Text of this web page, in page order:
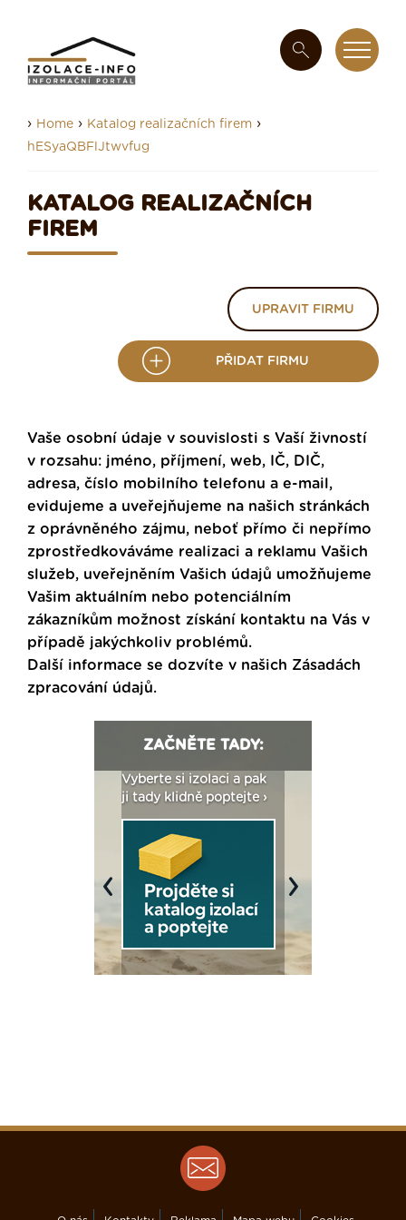
› Home › Katalog realizačních firem ›
hESyaQBFlJtwvfug
KATALOG REALIZAČNÍCH
FIREM
UPRAVIT FIRMU
PŘIDAT FIRMU
Vaše osobní údaje v souvislosti s Vaší živností
v rozsahu: jméno, příjmení, web, IČ, DIČ,
adresa, číslo mobilního telefonu a e-mail,
evidujeme a uveřejňujeme na našich stránkách
z oprávněného zájmu, neboť přímo či nepřímo
zprostředkováváme realizaci a reklamu Vašich
služeb, uveřejněním Vašich údajů umožňujeme
Vašim aktuálním nebo potenciálním
zákazníkům možnost získání kontaktu na Vás v
případě jakýchkoliv problémů.
Další informace se dozvíte v našich Zásadách
zpracování údajů.
ZAČNĚTE TADY:
Vyberte si izolaci a pak
ji tady klidně poptejte ›
Previous Next